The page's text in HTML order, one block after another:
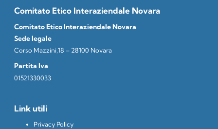
Comitato Etico Interaziendale Novara
Comitato Etico Interaziendale Novara
Sede legale
Corso Mazzini,18 – 28100 Novara
Partita Iva
01521330033
Link utili
Privacy Policy